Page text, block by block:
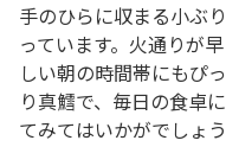
手のひらに収まる小ぶ
っています。火通りが
しい朝の時間帯にもぴ
り真鱈で、毎日の食卓
てみてはいかがでしょう